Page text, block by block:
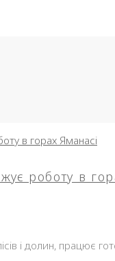
роботу в
і долин, працює